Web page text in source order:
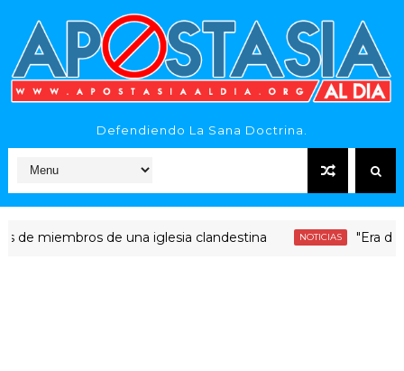
Defendiendo La Sana Doctrina.
de una iglesia clandestina NOTICIAS "Era dinero